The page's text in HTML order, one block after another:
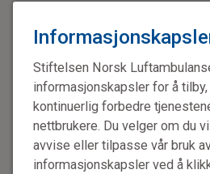
Stiftelsen Norsk
informasjonskapsler for å
kontinuerlig forbedre
nettbrukere. Du velger om du
avvise eller tilpasse vår bruk
informasjonskapsler ved å
Det sier Fridtjof Heyerdahl, leder
ved Oslo Universitetssykehus
samtreningen og fikk den
Luftambulanse. I tillegg til
de med seg kollegaer fra lege-
ambulanse- og legebilmiljøet i